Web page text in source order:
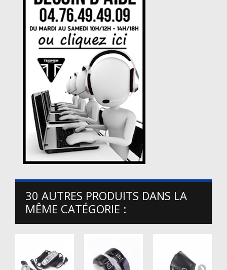
30 AUTRES PRODUITS DANS LA
MÊME CATÉGORIE :